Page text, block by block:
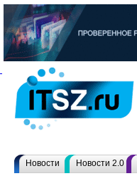
Новости Новости 2.0